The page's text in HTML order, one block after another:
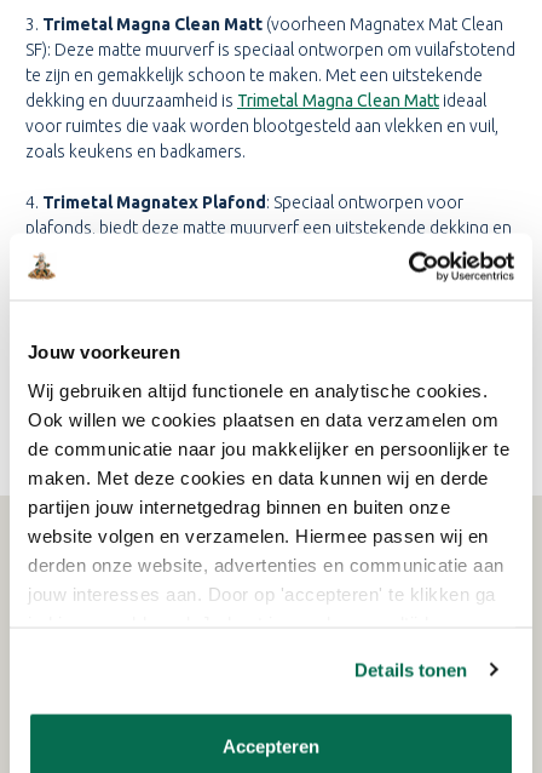
Jouw voorkeuren
Wij gebruiken altijd functionele en analytische cookies.
Ook willen we cookies plaatsen en data verzamelen om
de communicatie naar jou makkelijker en persoonlijker te
maken. Met deze cookies en data kunnen wij en derde
partijen jouw internetgedrag binnen en buiten onze
website volgen en verzamelen. Hiermee passen wij en
derden onze website, advertenties en communicatie aan
jouw interesses aan. Door op 'accepteren' te klikken ga
Details tonen
Accepteren
3. Trimetal Magna Clean Matt (voorheen Magnatex Mat Clean
SF): Deze matte muurverf is speciaal ontworpen om vuilafstotend
te zijn en gemakkelijk schoon te maken. Met een uitstekende
dekking en duurzaamheid is Trimetal Magna Clean Matt ideaal
voor ruimtes die vaak worden blootgesteld aan vlekken en vuil,
zoals keukens en badkamers.
4. Trimetal Magnatex Plafond : Speciaal ontworpen voor
plafonds, biedt deze matte muurverf een uitstekende dekking en
reflecteert het geen licht, waardoor een egale uitstraling
ontstaat.
is gemakkelijk aan te
Met deze diverse selectie van Trimetal muurverven vind je bij
onlineverf.nl altijd het juiste product voor jouw project.
WAT KLANTEN VERTELLEN
Ontvang eenmalig €15,- korting op je bestelling